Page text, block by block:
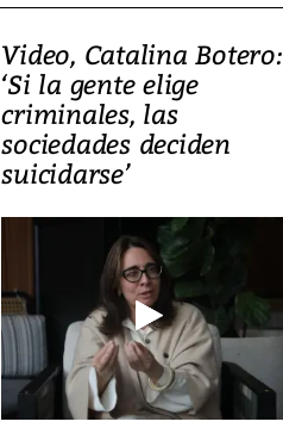
Video, Catalina Botero:
‘Si la gente elige
criminales, las
sociedades deciden
suicidarse’